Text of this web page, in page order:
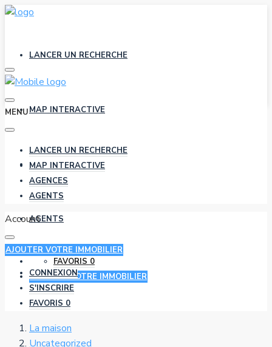
LANCER UN RECHERCHE
MAP INTERACTIVE
AGENCES
AGENTS
FAVORIS 0
AJOUTER VOTRE IMMOBILIER
MENU
LANCER UN RECHERCHE
MAP INTERACTIVE
AGENCES
AGENTS
Account
AJOUTER VOTRE IMMOBILIER
CONNEXION
S'INSCRIRE
FAVORIS 0
La maison
Uncategorized